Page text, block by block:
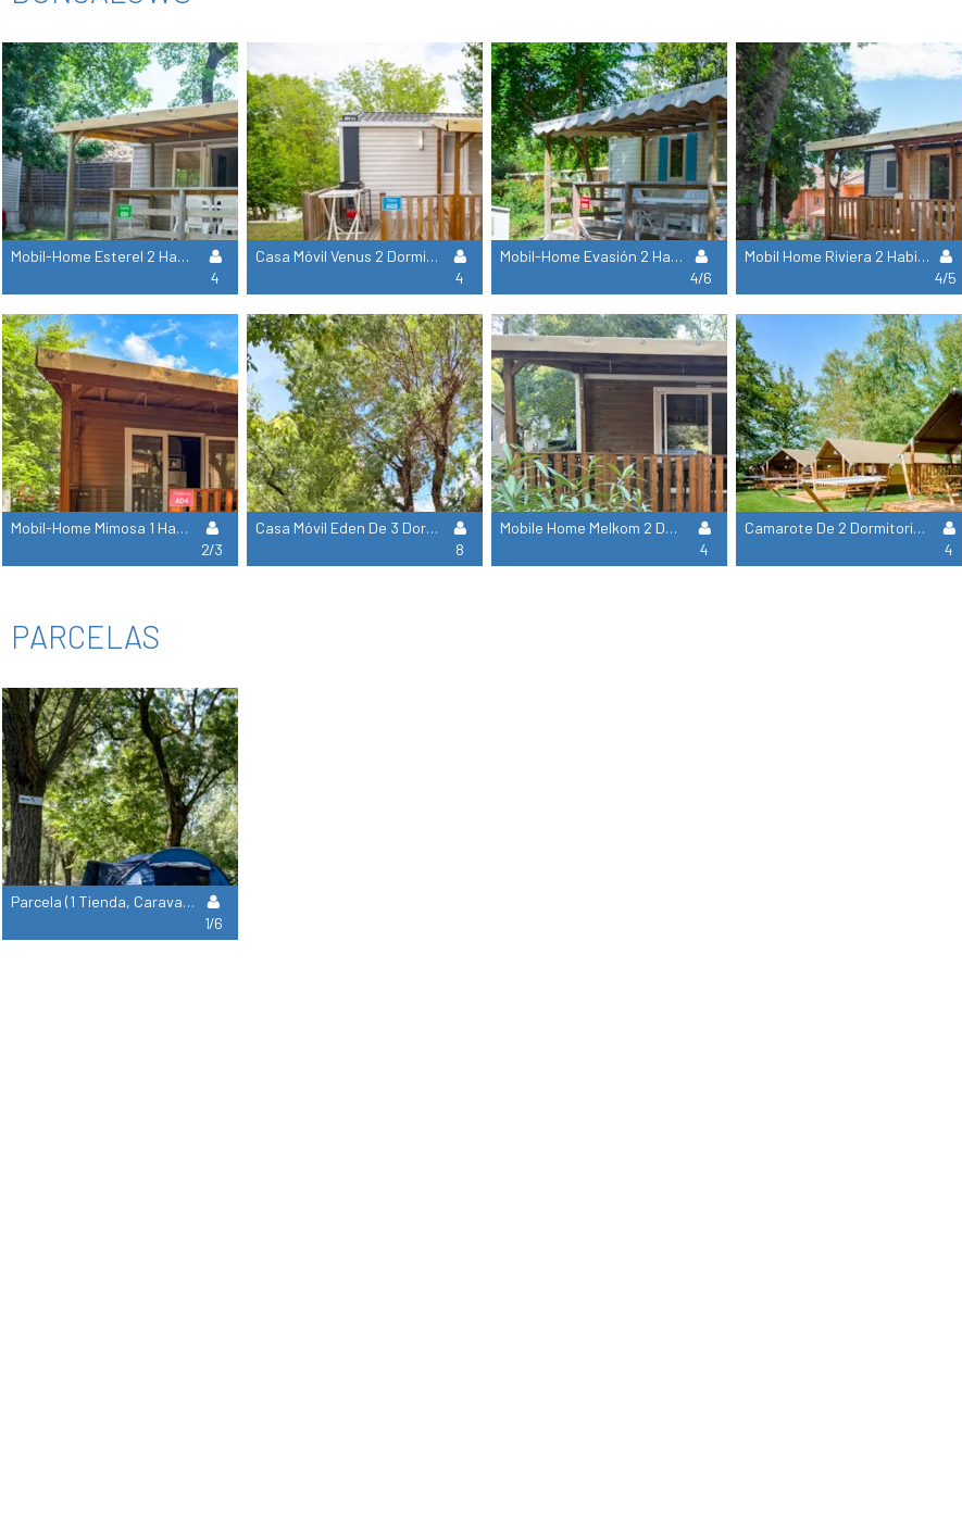
Mobil-Home Esterel 2 Habitaciones - Sin Sanitarios
4
Casa Móvil Venus 2 Dormitorios
4
Mobil-Home Evasión 2 Habitaciones (4 Adultos Y 2 Niños Menores De 16 Años)
4/6
Mobil Home Riviera 2 Habitaciones (4 Adultos Y Un Niño Menor De 16 Años)
4/5
Mobil-Home Mimosa 1 Habitación (2 Adultos + 1 Niño Menor De 16 Años)
2/3
Casa Móvil Eden De 3 Dormitorios
8
Mobile Home Melkom 2 Dormitorios
4
Camarote De 2 Dormitorios - Sin Instalaciones Sanitarias
4
PARCELAS
Parcela (1 Tienda, Caravana O Autocaravana) Con Electricidad
1/6